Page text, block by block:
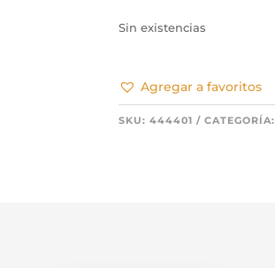
Sin existencias
Agregar a favoritos
SKU:444401 CATEGORÍA: